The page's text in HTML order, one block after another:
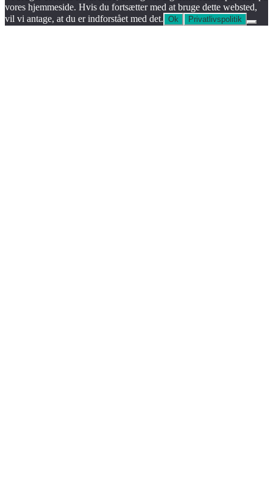
vores hjemmeside. Hvis du fortsætter med at bruge dette websted,
vil vi antage, at du er indforstået med det. Ok Privatlivspolitik